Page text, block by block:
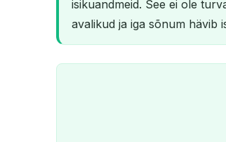
isikuandmeid. See ei ole
avalikud ja iga sõnum hävib